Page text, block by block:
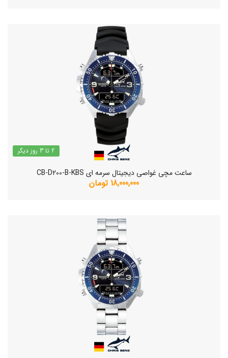
2 تا 3 روز دیگر
ساعت مچی غواصی دیجیتال سرمه ای CB-D200-B-KBS
18,000,000 تومان